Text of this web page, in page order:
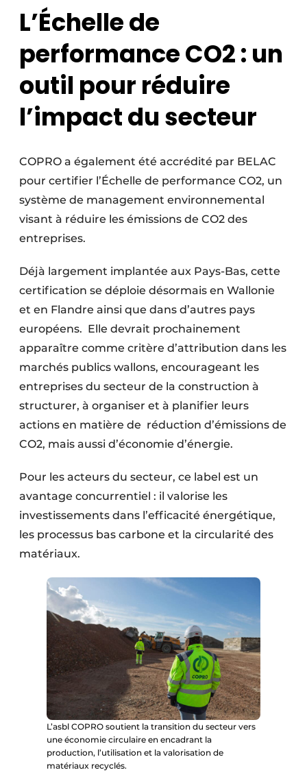
L’Échelle de
performance CO2 : un
outil pour réduire
l’impact du secteur
COPRO a également été accrédité par BELAC
pour certifier l’Échelle de performance CO2, un
système de management environnemental
visant à réduire les émissions de CO2 des
entreprises.
Déjà largement implantée aux Pays-Bas, cette
certification se déploie désormais en Wallonie
et en Flandre ainsi que dans d’autres pays
européens. Elle devrait prochainement
apparaître comme critère d’attribution dans les
marchés publics wallons, encourageant les
entreprises du secteur de la construction à
structurer, à organiser et à planifier leurs
actions en matière de réduction d’émissions de
CO2, mais aussi d’économie d’énergie.
Pour les acteurs du secteur, ce label est un
avantage concurrentiel : il valorise les
investissements dans l’efficacité énergétique,
les processus bas carbone et la circularité des
matériaux.
L’asbl COPRO soutient la transition du secteur vers
une économie circulaire en encadrant la
production, l’utilisation et la valorisation de
matériaux recyclés.